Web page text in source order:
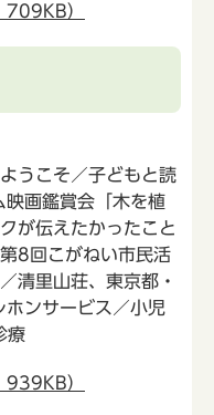
709KB）
うこそ／子どもと読
画鑑賞会「木を植
が伝えたかったこと
8回こがねい市民活
清里山荘、東京都・
ンサービス／小児
療
939KB）